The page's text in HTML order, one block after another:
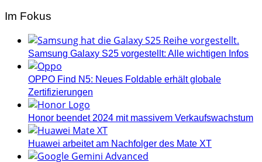
Im Fokus
Samsung Galaxy S25 vorgestellt: Alle wichtigen Infos
OPPO Find N5: Neues Foldable erhält globale
Zertifizierungen
Honor beendet 2024 mit massivem Verkaufswachstum
Huawei arbeitet am Nachfolger des Mate XT